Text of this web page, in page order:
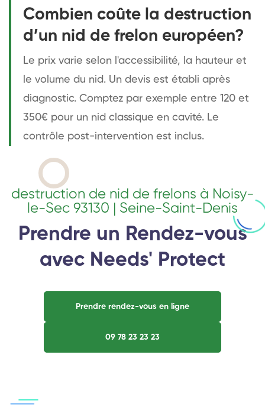
Combien coûte la destruction
d’un nid de frelon européen?
Le prix varie selon l'accessibilité, la hauteur et
le volume du nid. Un devis est établi après
diagnostic. Comptez par exemple entre 120 et
350€ pour un nid classique en cavité. Le
contrôle post-intervention est inclus.
destruction de nid de frelons à Noisy-
le-Sec 93130 | Seine-Saint-Denis
Prendre un Rendez-vous
avec Needs' Protect
Prendre rendez-vous en ligne
09 78 23 23 23